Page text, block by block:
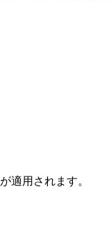
が適用されます。